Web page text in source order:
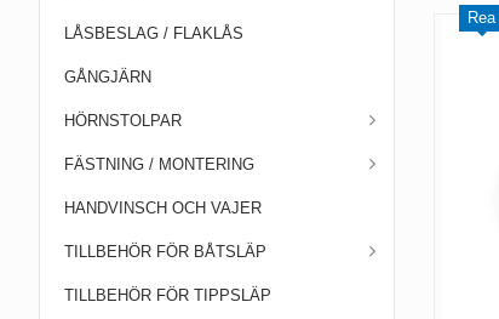
LÅSBESLAG / FLAKLÅS
GÅNGJÄRN
HÖRNSTOLPAR
FÄSTNING / MONTERING
HANDVINSCH OCH VAJER
TILLBEHÖR FÖR BÅTSLÄP
TILLBEHÖR FÖR TIPPSLÄP
Rea